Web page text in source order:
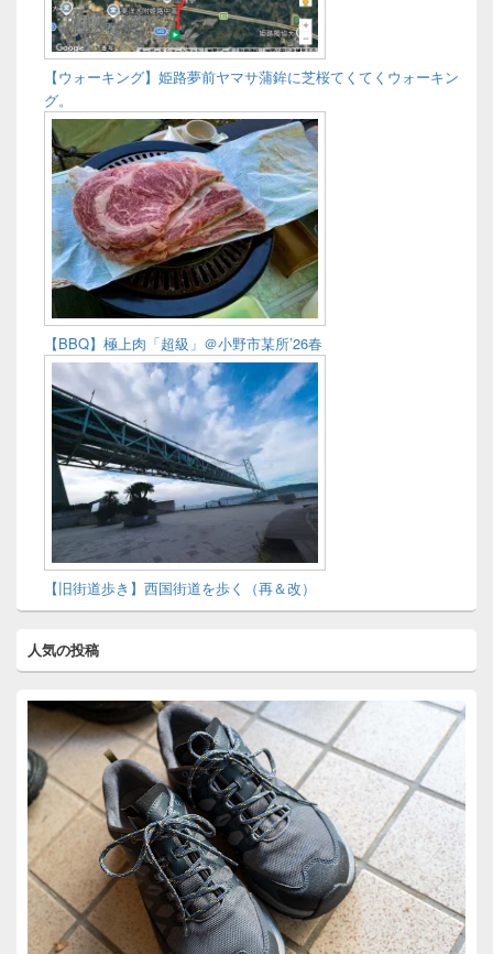
【ウォーキング】姫路夢前ヤマサ蒲鉾に芝桜てくてくウォーキン
グ。
【BBQ】極上肉「超級」＠小野市某所’26春
【旧街道歩き】西国街道を歩く（再＆改）
人気の投稿